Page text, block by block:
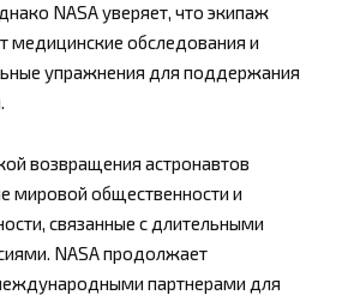
NASA уверяет, что экипаж
медицинские обследования и
упражнения для поддержания
возвращения астронавтов
мировой общественности и
связанные с длительными
NASA продолжает
партнерами для